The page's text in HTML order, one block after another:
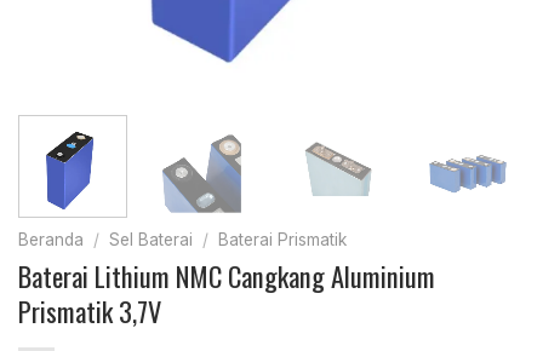
Beranda / Sel Baterai / Baterai Prismatik
Baterai Lithium NMC Cangkang Aluminium
Prismatik 3,7V